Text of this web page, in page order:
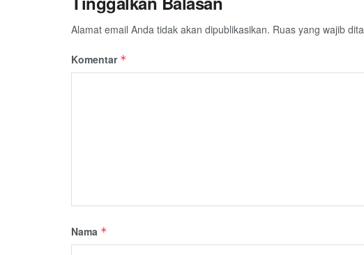
Alamat email Anda tidak akan dipublikasikan. Ruas yang wajib
Komentar *
Nama *